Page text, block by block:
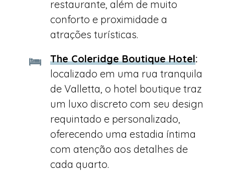
restaurante, além de muito
conforto e proximidade a
atrações turísticas.
The Coleridge Boutique Hotel:
localizado em uma rua tranquila
de Valletta, o hotel boutique traz
um luxo discreto com seu design
requintado e personalizado,
oferecendo uma estadia íntima
com atenção aos detalhes de
cada quarto.